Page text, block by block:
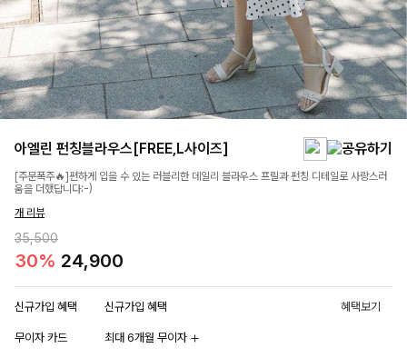
아엘린 펀칭블라우스[FREE,L사이즈]
[주문폭주🔥]편하게 입을 수 있는 러블리한 데일리 블라우스 프릴과 펀칭 디테일로 사랑스러
움을 더했답니다:-)
개 리뷰
35,500
30% 24,900
신규가입 혜택 신규가입 혜택 혜택보기
무이자 카드 최대 6개월 무이자